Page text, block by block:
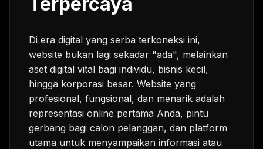
Di era digital yang serba terkoneksi ini,
website bukan lagi sekadar "ada", melainkan
aset digital vital bagi individu, bisnis kecil,
hingga korporasi besar. Website yang
profesional, fungsional, dan menarik adalah
representasi online pertama Anda, pintu
gerbang bagi calon pelanggan, dan platform
utama untuk menyampaikan informasi atau